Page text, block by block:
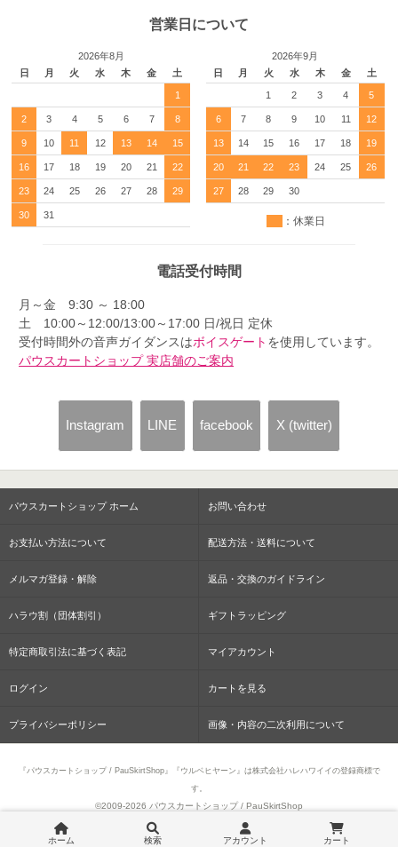
営業日について
2026年8月
日
月 火 水 木 金 土
1
2 3 4 5 6 7 8
9 10 11 12 13 14 15
16 17 18 19 20 21 22
23 24 25 26 27 28 29
30 31
2026年9月
日
月 火 水 木 金 土
1 2 3 4 5
6 7 8 9 10 11 12
13 14 15 16 17 18 19
20 21 22 23 24 25 26
27 28 29 30
：休業日
電話受付時間
月～金 9:30 ～ 18:00
土 10:00～12:00/13:00～17:00 日/祝日 定休
受付時間外の音声ガイダンスはボイスゲート を使用しています。
パウスカートショップ 実店舗のご案内
Instagram LINE facebook X (twitter)
パウスカートショップ ホーム お問い合わせ
お支払い方法について 配送方法・送料について
メルマガ登録・解除 返品・交換のガイドライン
ハラウ割（団体割引） ギフトラッピング
特定商取引法に基づく表記 マイアカウント
ログイン カートを見る
プライバシーポリシー 画像・内容の二次利用について
『パウスカートショップ / PauSkirtShop』『ウルベヒヤーン』は株式会社ハレハワイイの登録商標で
す。
©2009-2026 パウスカートショップ / PauSkirtShop
ホーム 検索 アカウント カート